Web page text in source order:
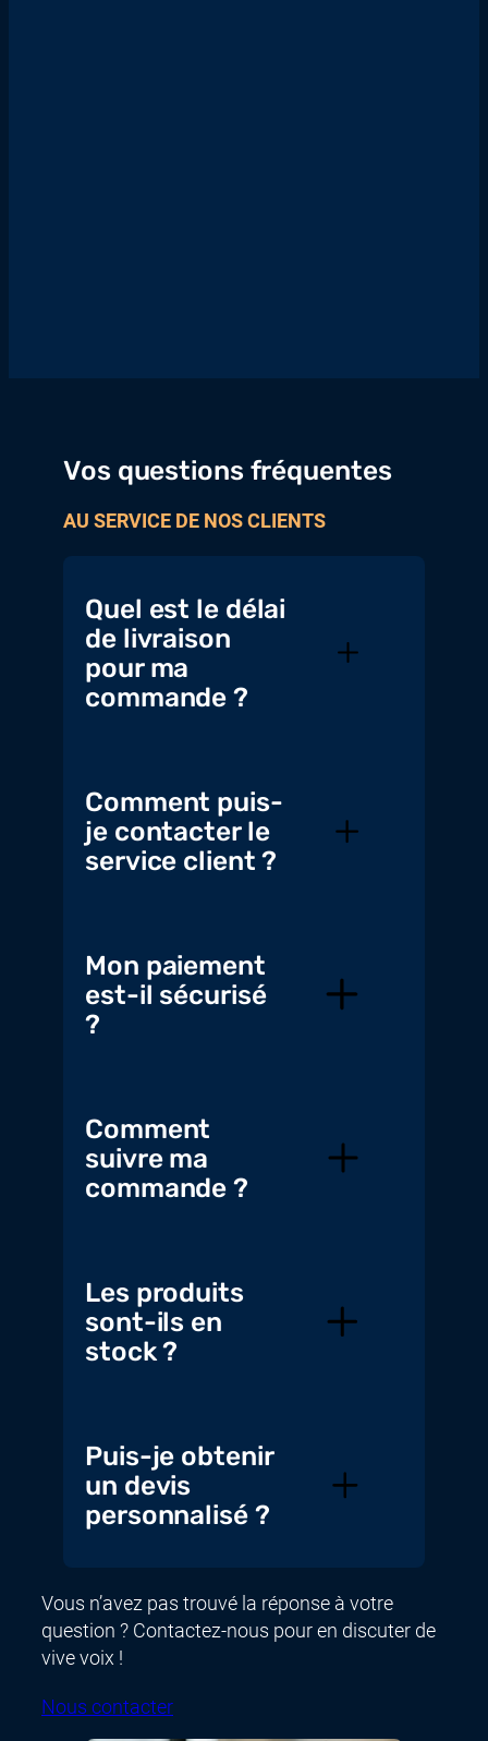
Vos questions fréquentes
AU SERVICE DE NOS CLIENTS
Quel est le délai
de livraison
pour ma
commande ?
Comment puis-
je contacter le
service client ?
Mon paiement
est-il sécurisé
?
Comment
suivre ma
commande ?
Les produits
sont-ils en
stock ?
Puis-je obtenir
un devis
personnalisé ?
Vous n’avez pas trouvé la réponse à votre
question ? Contactez-nous pour en discuter de
vive voix !
Nous contacter